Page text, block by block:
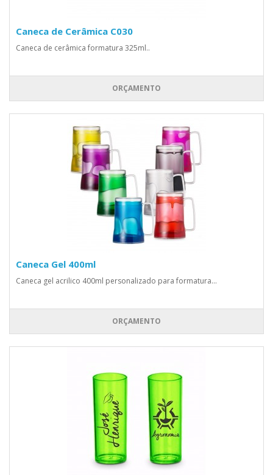
Caneca de Cerâmica C030
Caneca de cerâmica formatura 325ml..
ORÇAMENTO
Caneca Gel 400ml
Caneca gel acrilico 400ml personalizado para formatura...
ORÇAMENTO